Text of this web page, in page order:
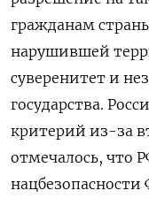
гражданам
нарушившей
суверенитет и
государства.
критерий из-за
отмечалось, что